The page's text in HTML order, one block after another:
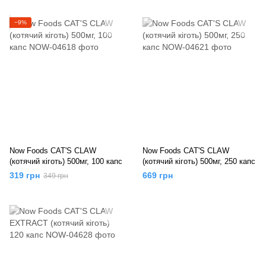
−9%
Now Foods CAT'S CLAW
(котячий кіготь) 500мг, 100 капс
319 грн 349 грн
Now Foods CAT'S CLAW
(котячий кіготь) 500мг, 250 капс
669 грн